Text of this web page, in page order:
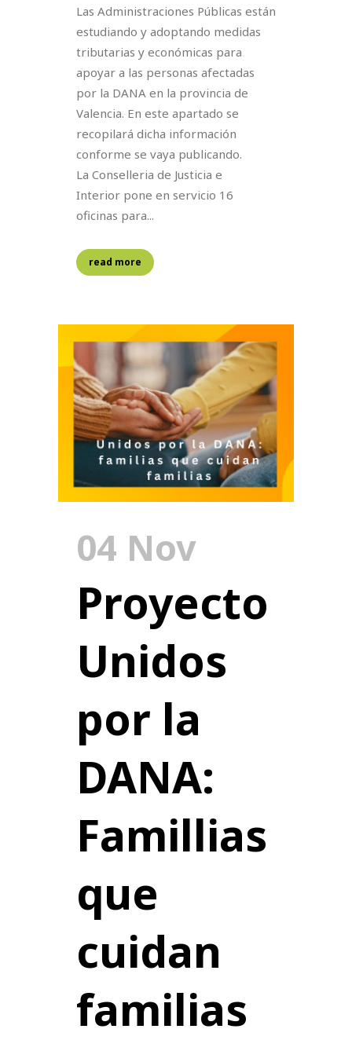
Las Administraciones Públicas están
estudiando y adoptando medidas
tributarias y económicas para
apoyar a las personas afectadas
por la DANA en la provincia de
Valencia. En este apartado se
recopilará dicha información
conforme se vaya publicando.
La Conselleria de Justicia e
Interior pone en servicio 16
oficinas para...
read more
04 Nov
Proyecto
Unidos
por la
DANA:
Famillias
que
cuidan
familias